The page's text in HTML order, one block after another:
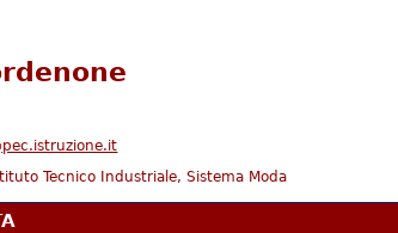
Tecnico Industriale, Sistema Moda